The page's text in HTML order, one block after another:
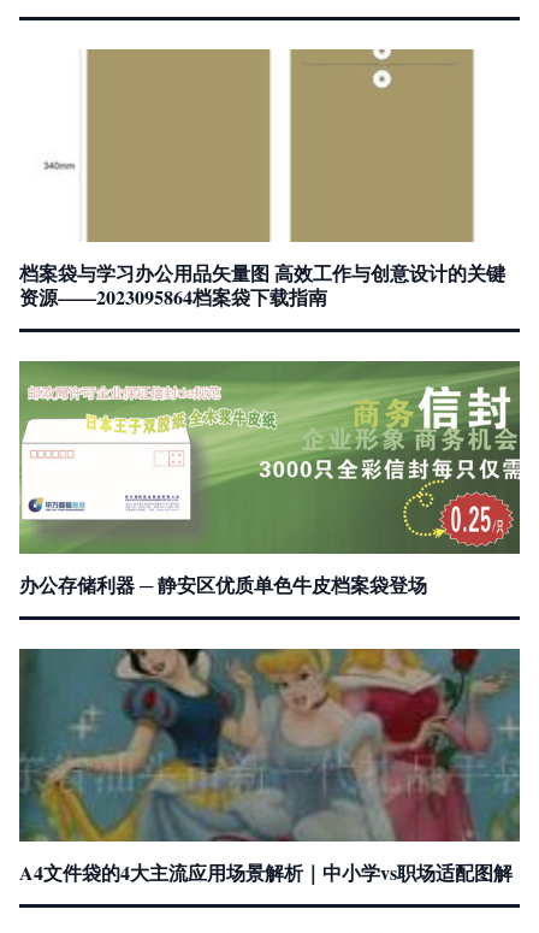
档案袋与学习办公用品矢量图 高效工作与创意设计的关键
资源——2023095864档案袋下载指南
办公存储利器 ─ 静安区优质单色牛皮档案袋登场
A4文件袋的4大主流应用场景解析｜中小学vs职场适配图解